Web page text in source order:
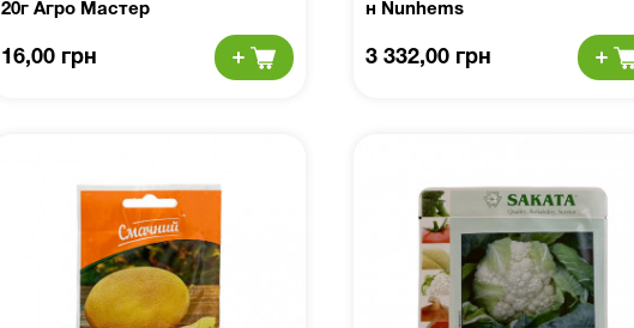
20г Агро Мастер
16,00 грн
н Nunhems
3 332,00 грн